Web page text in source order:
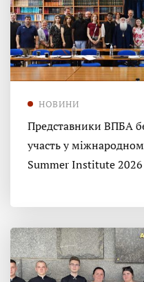
НОВИНИ
Представники ВПБА
участь у
Summer Institute 2026